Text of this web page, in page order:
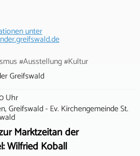
unter
#Ausstellung #Kultur
Greifswald
Uhr
Greifswald - Ev. Kirchengemeinde St.
Marktzeitan der
Wilfried Koball